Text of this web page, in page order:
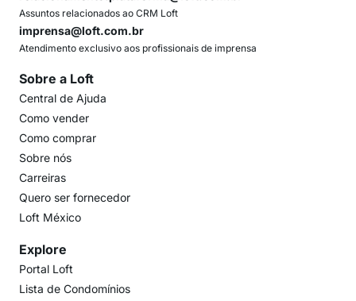
Assuntos relacionados ao CRM Loft
imprensa@loft.com.br
Atendimento exclusivo aos profissionais de imprensa
Sobre a Loft
Central de Ajuda
Como vender
Como comprar
Sobre nós
Carreiras
Quero ser fornecedor
Loft México
Explore
Portal Loft
Lista de Condomínios